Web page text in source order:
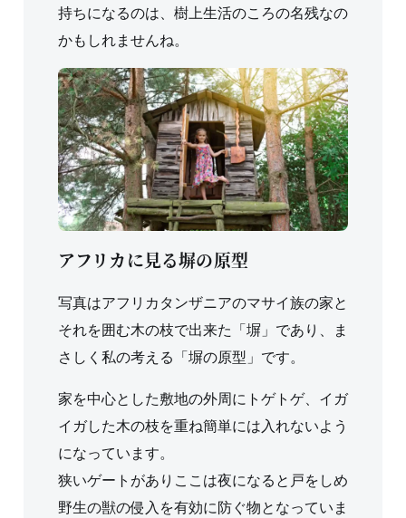
持ちになるのは、樹上生活のころの名残なの
かもしれませんね。
アフリカに見る塀の原型
写真はアフリカタンザニアのマサイ族の家と
それを囲む木の枝で出来た「塀」であり、ま
さしく私の考える「塀の原型」です。
家を中心とした敷地の外周にトゲトゲ、イガ
イガした木の枝を重ね簡単には入れないよう
になっています。
狭いゲートがありここは夜になると戸をしめ
野生の獣の侵入を有効に防ぐ物となっていま